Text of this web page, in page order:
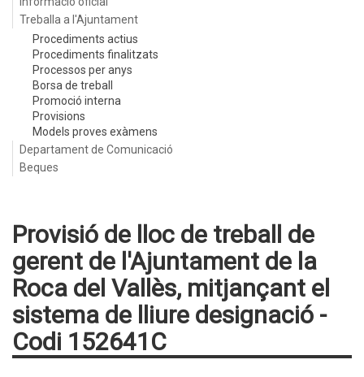
Treballa a l'Ajuntament
Procediments actius
Procediments finalitzats
Processos per anys
Borsa de treball
Promoció interna
Provisions
Models proves exàmens
Departament de Comunicació
Beques
Provisió de lloc de treball de
gerent de l'Ajuntament de la
Roca del Vallès, mitjançant el
sistema de lliure designació -
Codi 152641C